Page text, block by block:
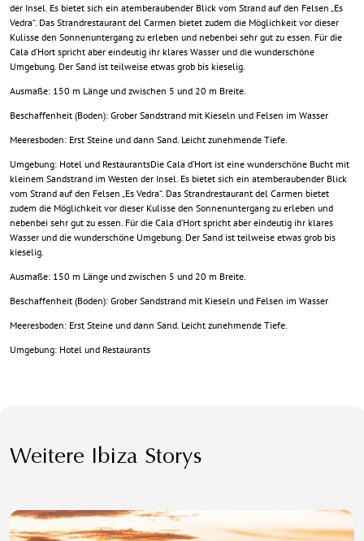
der Insel. Es bietet sich ein atemberaubender Blick vom Strand auf den Felsen „Es
Vedra“. Das Strandrestaurant del Carmen bietet zudem die Möglichkeit vor dieser
Kulisse den Sonnenuntergang zu erleben und nebenbei sehr gut zu essen. Für die
Cala d’Hort spricht aber eindeutig ihr klares Wasser und die wunderschöne
Umgebung. Der Sand ist teilweise etwas grob bis kieselig.
Ausmaße: 150 m Länge und zwischen 5 und 20 m Breite.
Beschaffenheit (Boden): Grober Sandstrand mit Kieseln und Felsen im Wasser
Meeresboden: Erst Steine und dann Sand. Leicht zunehmende Tiefe.
Umgebung: Hotel und RestaurantsDie Cala d’Hort ist eine wunderschöne Bucht mit
kleinem Sandstrand im Westen der Insel. Es bietet sich ein atemberaubender Blick
vom Strand auf den Felsen „Es Vedra“. Das Strandrestaurant del Carmen bietet
zudem die Möglichkeit vor dieser Kulisse den Sonnenuntergang zu erleben und
nebenbei sehr gut zu essen. Für die Cala d’Hort spricht aber eindeutig ihr klares
Wasser und die wunderschöne Umgebung. Der Sand ist teilweise etwas grob bis
kieselig.
Ausmaße: 150 m Länge und zwischen 5 und 20 m Breite.
Beschaffenheit (Boden): Grober Sandstrand mit Kieseln und Felsen im Wasser
Meeresboden: Erst Steine und dann Sand. Leicht zunehmende Tiefe.
Umgebung: Hotel und Restaurants
Weitere Ibiza Storys